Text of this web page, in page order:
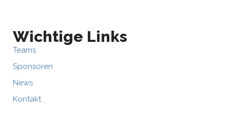
Wichtige Links
Teams
Sponsoren
News
Kontakt